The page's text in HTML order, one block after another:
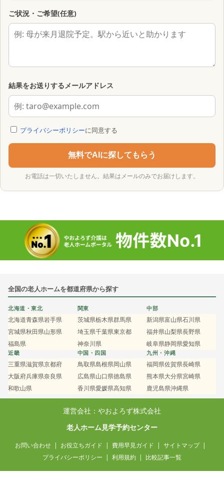
ご状況・ご希望(任意)
結果をお送りするメールアドレス
プライバシーポリシーに同意する
無料でAIに探してもらう
お電話は一切いたしません。結果はメールのみでお届けします。
全国の老人ホームを都道府県から探す
北海道・東北
北海道青森県岩手県
宮城県秋田県山形県
福島県
関東
茨城県栃木県群馬県
埼玉県千葉県東京都
神奈川県
中部
新潟県富山県石川県
福井県山梨県長野県
岐阜県静岡県愛知県
近畿
三重県滋賀県京都府
大阪府兵庫県奈良県
和歌山県
中国・四国
鳥取県島根県岡山県
広島県山口県徳島県
香川県愛媛県高知県
九州・沖縄
福岡県佐賀県長崎県
熊本県大分県宮崎県
鹿児島県沖縄県
運営会社：やおよろず株式会社
老人ホーム見学予約センター
お問い合わせ お役立ちガイド 費用早見ガイド
サイトマップ
プライバシーポリシー
利用規約 比較記事一覧